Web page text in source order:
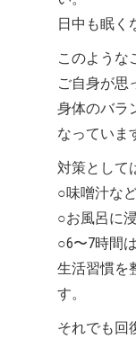
日中も眠く
このような
ご自身が思
身体のバラ
なっていま
対策として
○味噌汁な
○お風呂に
○6〜7時間
生活習慣を
す。
それでも回